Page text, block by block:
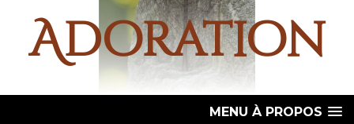
Adoration
MENU À PROPOS